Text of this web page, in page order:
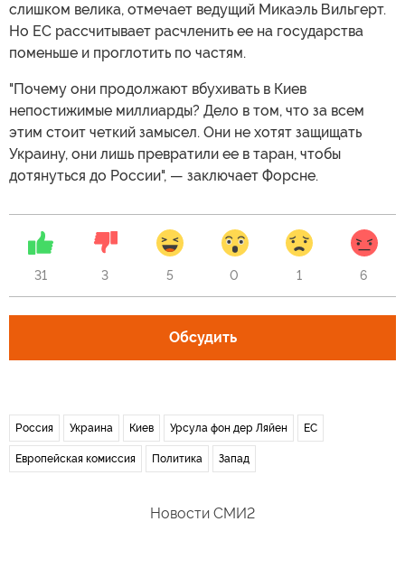
слишком велика, отмечает ведущий Микаэль Вильгерт.
Но ЕС рассчитывает расчленить ее на государства
поменьше и проглотить по частям.
"Почему они продолжают вбухивать в Киев
непостижимые миллиарды? Дело в том, что за всем
этим стоит четкий замысел. Они не хотят защищать
Украину, они лишь превратили ее в таран, чтобы
дотянуться до России", — заключает Форсне.
31 3 5 0 1 6
Обсудить
Россия Украина Киев Урсула фон дер Ляйен ЕС
Европейская комиссия Политика Запад
Новости СМИ2